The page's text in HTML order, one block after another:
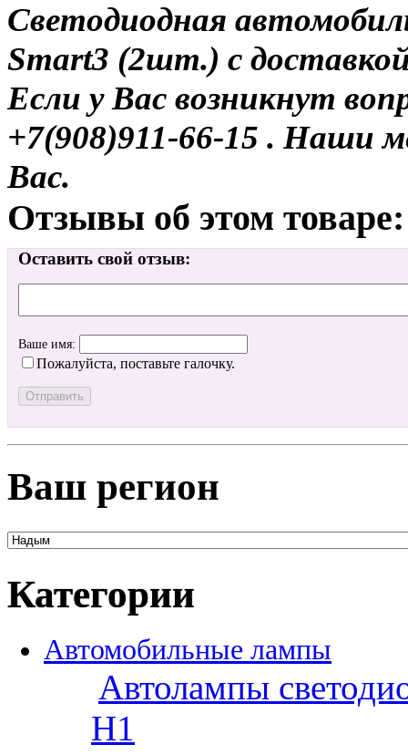
Светодиодная
Smart3 (2шт.) с
Если у Вас возникнут
+7(908)911-66-15 . Наши
Вас.
Отзывы об этом товаре:
Оставить свой отзыв:
Ваше имя:
Пожалуйста, поставьте галочку.
Ваш регион
Категории
Автомобильные лампы
Автолампы
H1